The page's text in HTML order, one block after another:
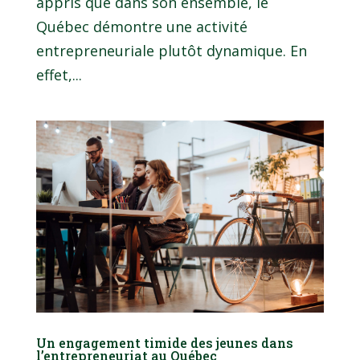
Québec démontre une activité
entrepreneuriale plutôt dynamique. En
effet,...
Un engagement timide des jeunes dans
l’entrepreneuriat au Québec